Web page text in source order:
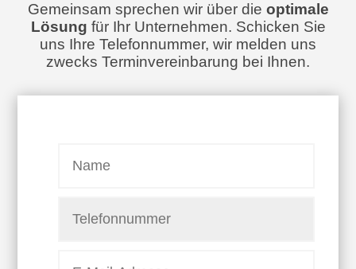
Gemeinsam sprechen wir über die optimale
Lösung für Ihr Unternehmen. Schicken Sie
uns Ihre Telefonnummer, wir melden uns
zwecks Terminvereinbarung bei Ihnen.